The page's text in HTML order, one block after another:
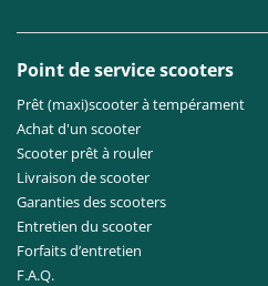
Point de service scooters
Prêt (maxi)scooter à tempérament
Achat d'un scooter
Scooter prêt à rouler
Livraison de scooter
Garanties des scooters
Entretien du scooter
Forfaits d’entretien
F.A.Q.